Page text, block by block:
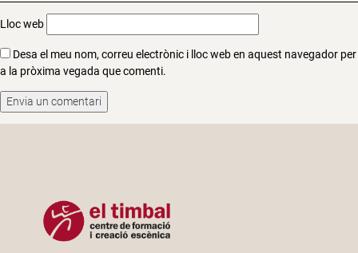
Lloc web
Desa el meu nom, correu electrònic i lloc web en aquest navegador per
a la pròxima vegada que comenti.